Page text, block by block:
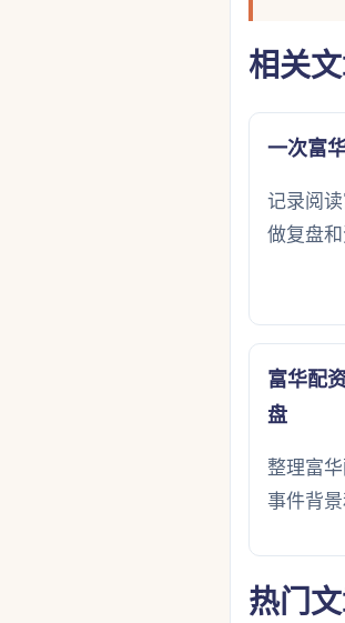
相关
一次富
记录阅
做复盘和
富华配
盘
整理富
事件背景
热门